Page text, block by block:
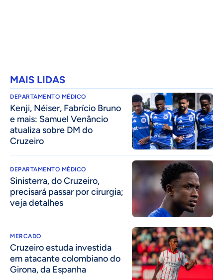
MAIS LIDAS
DEPARTAMENTO MÉDICO
Kenji, Néiser, Fabrício Bruno
e mais: Samuel Venâncio
atualiza sobre DM do
Cruzeiro
DEPARTAMENTO MÉDICO
Sinisterra, do Cruzeiro,
precisará passar por cirurgia;
veja detalhes
MERCADO
Cruzeiro estuda investida
em atacante colombiano do
Girona, da Espanha